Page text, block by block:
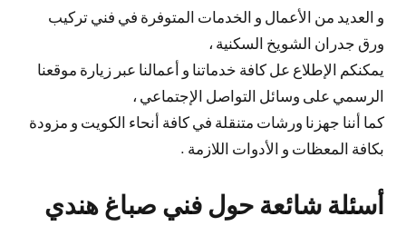
و العديد من الأعمال و الخدمات المتوفرة في فني تركيب
ورق جدران الشويخ السكنية ،
يمكنكم الإطلاع عل كافة خدماتنا و أعمالنا عبر زيارة موقعنا
الرسمي على وسائل التواصل الإجتماعي ،
كما أننا جهزنا ورشات متنقلة في كافة أنحاء الكويت و مزودة
بكافة المعظات و الأدوات اللازمة .
أسئلة شائعة حول فني صباغ هندي